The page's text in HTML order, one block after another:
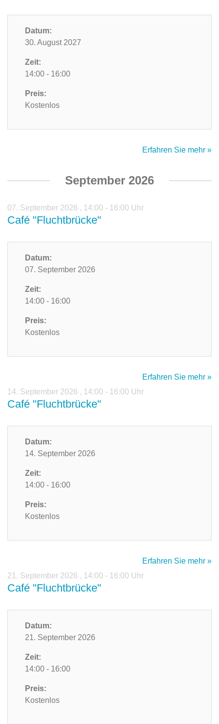
Datum:
30. August 2027
Zeit:
14:00 - 16:00
Preis:
Kostenlos
Erfahren Sie mehr »
September 2026
07. September 2026 , 14:00 - 16:00 Uhr
Café "Fluchtbrücke"
Datum:
07. September 2026
Zeit:
14:00 - 16:00
Preis:
Kostenlos
Erfahren Sie mehr »
14. September 2026 , 14:00 - 16:00 Uhr
Café "Fluchtbrücke"
Datum:
14. September 2026
Zeit:
14:00 - 16:00
Preis:
Kostenlos
Erfahren Sie mehr »
21. September 2026 , 14:00 - 16:00 Uhr
Café "Fluchtbrücke"
Datum:
21. September 2026
Zeit:
14:00 - 16:00
Preis:
Kostenlos